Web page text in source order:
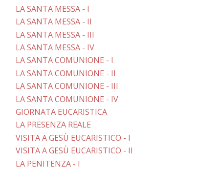
LA SANTA MESSA - I
LA SANTA MESSA - II
LA SANTA MESSA - III
LA SANTA MESSA - IV
LA SANTA COMUNIONE - I
LA SANTA COMUNIONE - II
LA SANTA COMUNIONE - III
LA SANTA COMUNIONE - IV
GIORNATA EUCARISTICA
LA PRESENZA REALE
VISITA A GESÙ EUCARISTICO - I
VISITA A GESÙ EUCARISTICO - II
LA PENITENZA - I